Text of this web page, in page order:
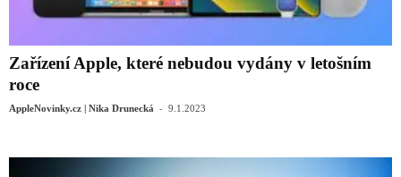
Zařízení Apple, které nebudou vydány v letošním
roce
AppleNovinky.cz | Nika Drunecká - 9.1.2023